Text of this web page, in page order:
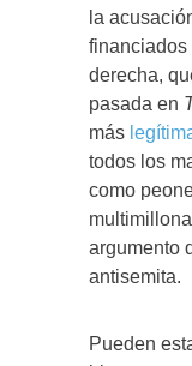
la
financiados
derecha,
pasada en
más
todos los
como
argumento
antisemita.
Pueden